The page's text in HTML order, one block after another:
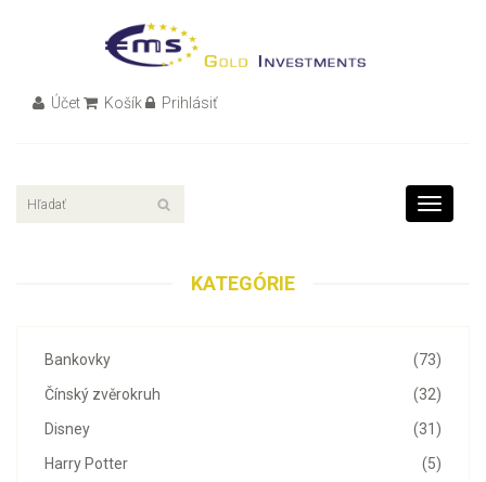
Účet Košík Prihlásiť
Toggle
KATEGÓRIE
(73)
Bankovky
(32)
Čínský zvěrokruh
(31)
Disney
(5)
Harry Potter